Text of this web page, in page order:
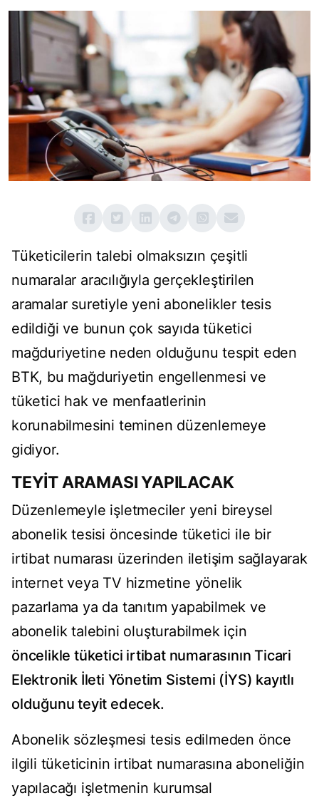
Tüketicilerin talebi olmaksızın çeşitli
numaralar aracılığıyla gerçekleştirilen
aramalar suretiyle yeni abonelikler tesis
edildiği ve bunun çok sayıda tüketici
mağduriyetine neden olduğunu tespit eden
BTK, bu mağduriyetin engellenmesi ve
tüketici hak ve menfaatlerinin
korunabilmesini teminen düzenlemeye
gidiyor.
TEYİT ARAMASI YAPILACAK
Düzenlemeyle işletmeciler yeni bireysel
abonelik tesisi öncesinde tüketici ile bir
irtibat numarası üzerinden iletişim sağlayarak
internet veya TV hizmetine yönelik
pazarlama ya da tanıtım yapabilmek ve
abonelik talebini oluşturabilmek için
öncelikle tüketici irtibat numarasının Ticari
Elektronik İleti Yönetim Sistemi (İYS) kayıtlı
olduğunu teyit edecek.
Abonelik sözleşmesi tesis edilmeden önce
ilgili tüketicinin irtibat numarasına aboneliğin
yapılacağı işletmenin kurumsal